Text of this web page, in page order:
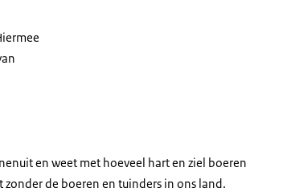
en weet met hoeveel hart en ziel boeren
de boeren en tuinders in ons land.